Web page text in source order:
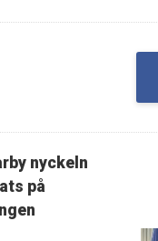
nyckeln
på